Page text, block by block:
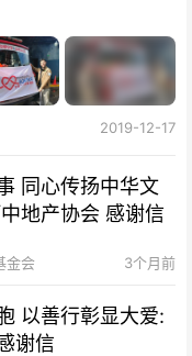
2019-12-17
同心传扬中华文
地产协会 感谢信
金会 3个月前
以善行彰显大爱:
谢信